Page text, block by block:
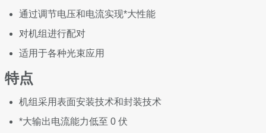
通过调节电压和电流实现*大性能
对机组进行配对
适用于各种光束应用
特点
机组采用表面安装技术和封装技术
*大输出电流能力低至 0 伏